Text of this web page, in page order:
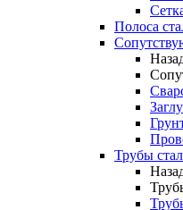
Полоса
Трубы